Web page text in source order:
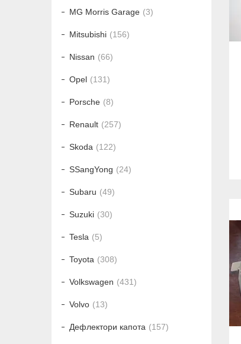
MG Morris Garage 3
Mitsubishi 156
Nissan 66
Opel 131
Porsche 8
Renault 257
Skoda 122
SSangYong 24
Subaru 49
Suzuki 30
Tesla 5
Toyota 308
Volkswagen 431
Volvo 13
Дефлектори капота 157